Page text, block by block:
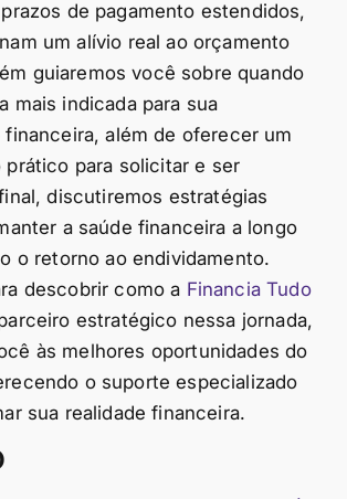
de pagamento estendidos,
um alívio real ao orçamento
guiaremos você sobre quando
mais indicada para sua
financeira, além de oferecer um
prático para solicitar e ser
discutiremos estratégias
a saúde financeira a longo
o retorno ao endividamento.
descobrir como a Financia Tudo
estratégico nessa jornada,
às melhores oportunidades do
o suporte especializado
sua realidade financeira.